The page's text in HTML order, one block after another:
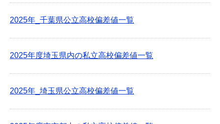
2025年_千葉県公立高校偏差値一覧
2025年度埼玉県内の私立高校偏差値一覧
2025年_埼玉県公立高校偏差値一覧